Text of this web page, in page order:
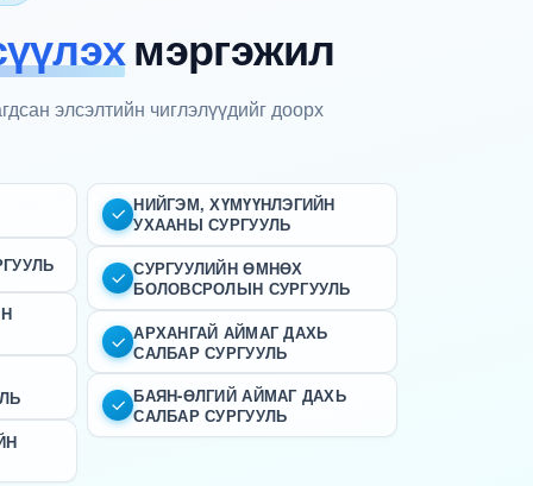
мэргэжил
элсэлтийн чиглэлүүдийг доорх
НИЙГЭМ, ХҮМҮҮНЛЭГИЙН
УХААНЫ СУРГУУЛЬ
СУРГУУЛИЙН ӨМНӨХ
БОЛОВСРОЛЫН СУРГУУЛЬ
АРХАНГАЙ АЙМАГ ДАХЬ
САЛБАР СУРГУУЛЬ
БАЯН-ӨЛГИЙ АЙМАГ ДАХЬ
САЛБАР СУРГУУЛЬ